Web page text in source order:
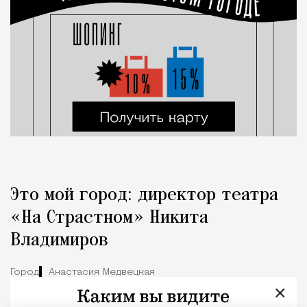
Это мой город: директор театра
«На Страстном» Никита
Владимиров
Город Анастасия Медвецкая
×